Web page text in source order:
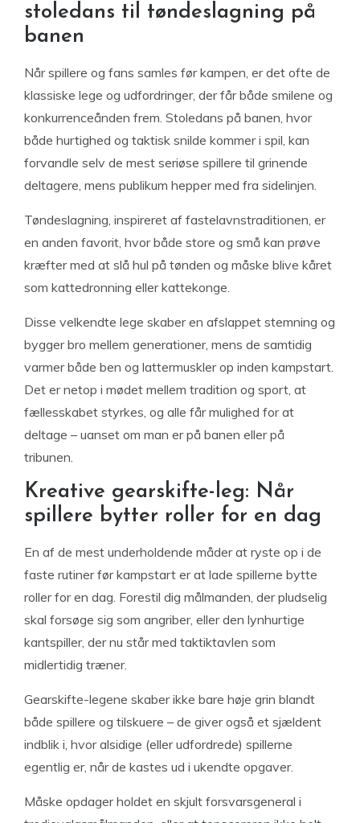
stoledans til tøndeslagning på
banen
Når spillere og fans samles før kampen, er det ofte de
klassiske lege og udfordringer, der får både smilene og
konkurrenceånden frem. Stoledans på banen, hvor
både hurtighed og taktisk snilde kommer i spil, kan
forvandle selv de mest seriøse spillere til grinende
deltagere, mens publikum hepper med fra sidelinjen.
Tøndeslagning, inspireret af fastelavnstraditionen, er
en anden favorit, hvor både store og små kan prøve
kræfter med at slå hul på tønden og måske blive kåret
som kattedronning eller kattekonge.
Disse velkendte lege skaber en afslappet stemning og
bygger bro mellem generationer, mens de samtidig
varmer både ben og lattermuskler op inden kampstart.
Det er netop i mødet mellem tradition og sport, at
fællesskabet styrkes, og alle får mulighed for at
deltage – uanset om man er på banen eller på
tribunen.
Kreative gearskifte-leg: Når
spillere bytter roller for en dag
En af de mest underholdende måder at ryste op i de
faste rutiner før kampstart er at lade spillerne bytte
roller for en dag. Forestil dig målmanden, der pludselig
skal forsøge sig som angriber, eller den lynhurtige
kantspiller, der nu står med taktiktavlen som
midlertidig træner.
Gearskifte-legene skaber ikke bare høje grin blandt
både spillere og tilskuere – de giver også et sjældent
indblik i, hvor alsidige (eller udfordrede) spillerne
egentlig er, når de kastes ud i ukendte opgaver.
Måske opdager holdet en skjult forsvarsgeneral i